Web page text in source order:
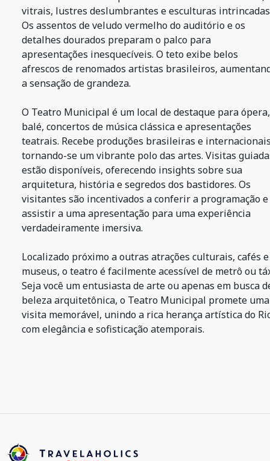
vitrais, lustres deslumbrantes e esculturas
Os assentos de veludo vermelho do auditório e os
detalhes dourados preparam o palco para
apresentações inesquecíveis. O teto exibe belos
afrescos de renomados artistas brasileiros,
a sensação de grandeza.
O Teatro Municipal é um local de destaque para ópera,
balé, concertos de música clássica e apresentações
teatrais. Recebe produções brasileiras e
tornando-se um vibrante polo das artes. Visitas
estão disponíveis, oferecendo insights sobre sua
arquitetura, história e segredos dos bastidores. Os
visitantes são incentivados a conferir a programação e
assistir a uma apresentação para uma experiência
verdadeiramente imersiva.
Localizado próximo a outras atrações culturais, cafés e
museus, o teatro é facilmente acessível de metrô ou
Seja você um entusiasta de arte ou apenas em busca
beleza arquitetônica, o Teatro Municipal promete uma
visita memorável, unindo a rica herança artística do
com elegância e sofisticação atemporais.